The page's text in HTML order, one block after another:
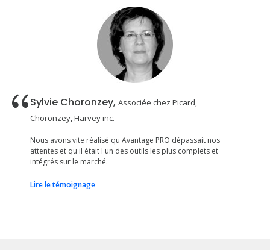
Sylvie Choronzey, Associée chez Picard,
Choronzey, Harvey inc.
Nous avons vite réalisé qu'Avantage PRO dépassait nos
attentes et qu'il était l'un des outils les plus complets et
intégrés sur le marché.
Lire le témoignage